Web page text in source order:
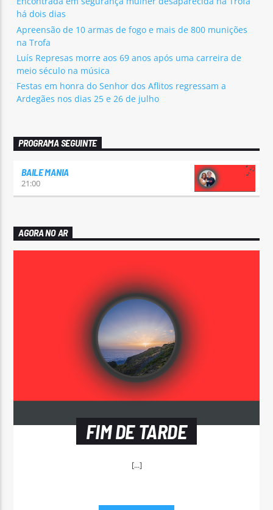
há dois dias
Apreensão de 10 armas de fogo e mais de 800 munições
na Trofa
Luís Represas morre aos 69 anos após uma carreira de
meio século na música
Festas em honra do Senhor dos Aflitos regressam a
Ardegães nos dias 25 e 26 de julho
PROGRAMA SEGUINTE
BAILE MANIA
21:00
AGORA NO AR
FIM DE TARDE
[...]